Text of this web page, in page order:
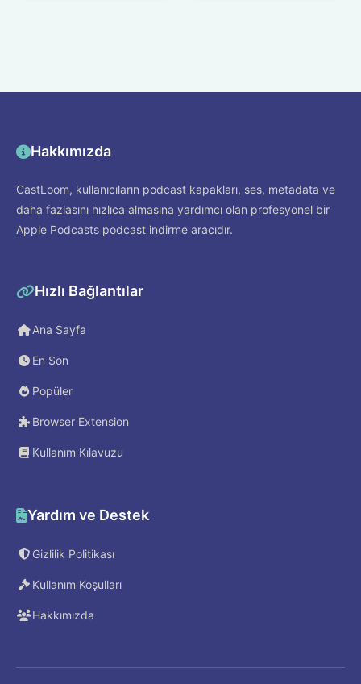
Hakkımızda
CastLoom, kullanıcıların podcast kapakları, ses, metadata ve
daha fazlasını hızlıca almasına yardımcı olan profesyonel bir
Apple Podcasts podcast indirme aracıdır.
Hızlı Bağlantılar
Ana Sayfa
En Son
Popüler
Browser Extension
Kullanım Kılavuzu
Yardım ve Destek
Gizlilik Politikası
Kullanım Koşulları
Hakkımızda